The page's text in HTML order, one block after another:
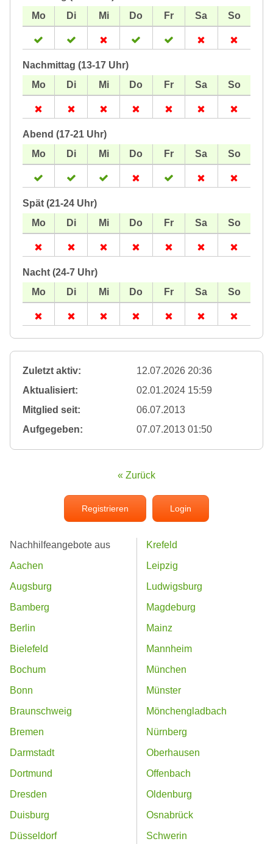
Nachmittag (13-17 Uhr)
Abend (17-21 Uhr)
Spät (21-24 Uhr)
Nacht (24-7 Uhr)
Zuletzt aktiv:
12.07.2026 20:36
Aktualisiert:
02.01.2024 15:59
Mitglied seit:
06.07.2013
Aufgegeben:
07.07.2013 01:50
« Zurück
Registrieren Login
Nachhilfeangebote aus
Aachen
Augsburg
Bamberg
Berlin
Bielefeld
Bochum
Bonn
Braunschweig
Bremen
Darmstadt
Dortmund
Dresden
Duisburg
Düsseldorf
Krefeld
Leipzig
Ludwigsburg
Magdeburg
Mainz
Mannheim
München
Münster
Mönchengladbach
Nürnberg
Oberhausen
Offenbach
Oldenburg
Osnabrück
Schwerin